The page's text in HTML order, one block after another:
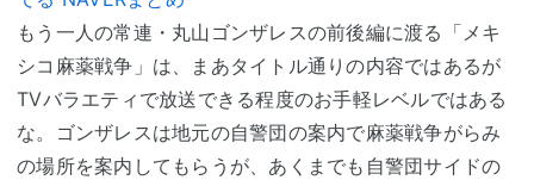
もう一人の常連・丸山ゴンザレスの前後編に渡る「メキ
シコ麻薬戦争」は、まあタイトル通りの内容ではあるが
TVバラエティで放送できる程度のお手軽レベルではある
な。ゴンザレスは地元の自警団の案内で麻薬戦争がらみ
の場所を案内してもらうが、あくまでも自警団サイドの